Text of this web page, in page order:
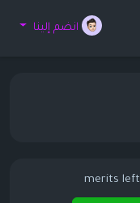
انضم إلينا
merits left